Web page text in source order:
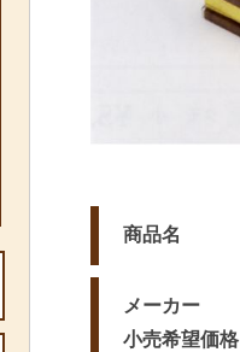
商品名
メーカー
小売希望価格